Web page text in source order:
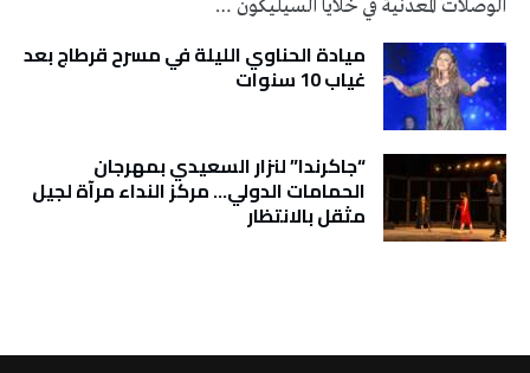
الوصلات المعدنية في خلايا السيليكون …
ميادة الحناوي الليلة في مسرح قرطاج بعد
غياب 10 سنوات
“جاكرندا” لنزار السعيدي بمهرجان
الحمامات الدولي… مركز النداء مرآة لجيل
مثقل بالانتظار